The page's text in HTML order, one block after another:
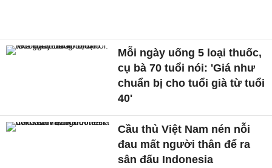
Mỗi ngày uống 5 loại thuốc,
cụ bà 70 tuổi nói: 'Giá như
chuẩn bị cho tuổi già từ tuổi
40'
Cầu thủ Việt Nam nén nỗi
đau mất người thân để ra
sân đấu Indonesia